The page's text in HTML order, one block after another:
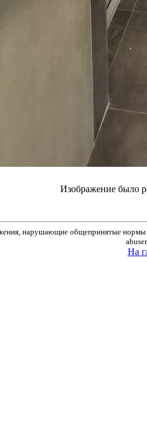
Изображение было
нарушающие общепринятые нормы
На